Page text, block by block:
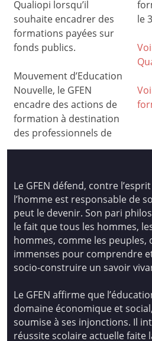
Qualiopi lorsqu’il
souhaite encadrer des
formations payées sur
fonds publics.
Mouvement d’Education
Nouvelle, le GFEN
encadre des actions de
formation à destination
des professionnels de
le
Le GFEN défend, contre
l’homme est responsable de
peut le devenir. Son pari
le fait que tous les hommes,
hommes, comme les peuples,
immenses pour comprendre
socio-construire un savoir
Le GFEN affirme que
domaine économique et
soumise à ses injonctions. Il
réussite scolaire actuelle faite